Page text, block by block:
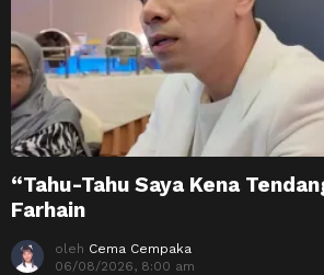
“Tahu-Tahu Saya Kena
Farhain
oleh Cema Cempaka
06/08/2026, 8:00 am